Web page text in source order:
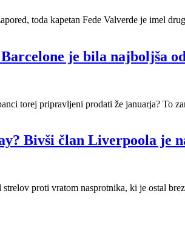
toda kapetan Fede Valverde je imel
je bila najboljša
torej pripravljeni prodati že januarja? To
Bivši član Liverpoola je
proti vratom nasprotnika, ki je ostal